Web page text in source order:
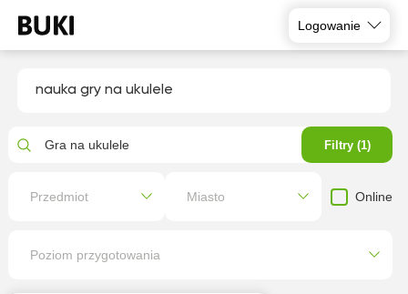
Logowanie
nauka gry na ukulele
Gra na ukulele Filtry (1)
Przedmiot Miasto Online
Poziom przygotowania